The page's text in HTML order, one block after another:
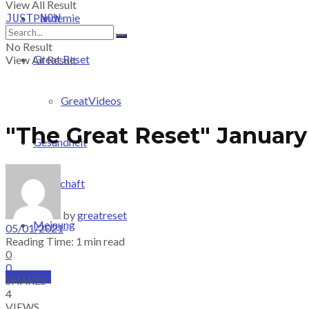
Pandemie
Great Reset
GreatVideos
Gesundheit
Wirtschaft
Meinung
PRICING
View All Result
JUST-NOW
No Result
View All Result
"The Great Reset"
bygreatreset
05/01/2021
Reading Time: 1 min read
0
0
SHARES
4